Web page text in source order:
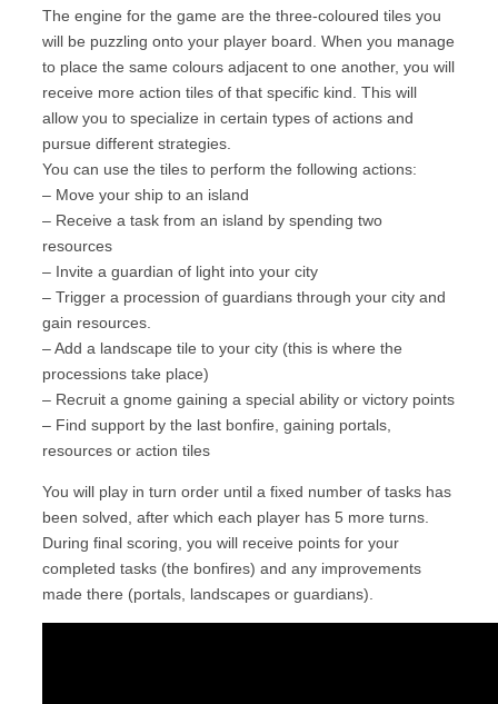
The engine for the game are the three-coloured tiles you
will be puzzling onto your player board. When you manage
to place the same colours adjacent to one another, you will
receive more action tiles of that specific kind. This will
allow you to specialize in certain types of actions and
pursue different strategies.
You can use the tiles to perform the following actions:
– Move your ship to an island
– Receive a task from an island by spending two
resources
– Invite a guardian of light into your city
– Trigger a procession of guardians through your city and
gain resources.
– Add a landscape tile to your city (this is where the
processions take place)
– Recruit a gnome gaining a special ability or victory points
– Find support by the last bonfire, gaining portals,
resources or action tiles
You will play in turn order until a fixed number of tasks has
been solved, after which each player has 5 more turns.
During final scoring, you will receive points for your
completed tasks (the bonfires) and any improvements
made there (portals, landscapes or guardians).